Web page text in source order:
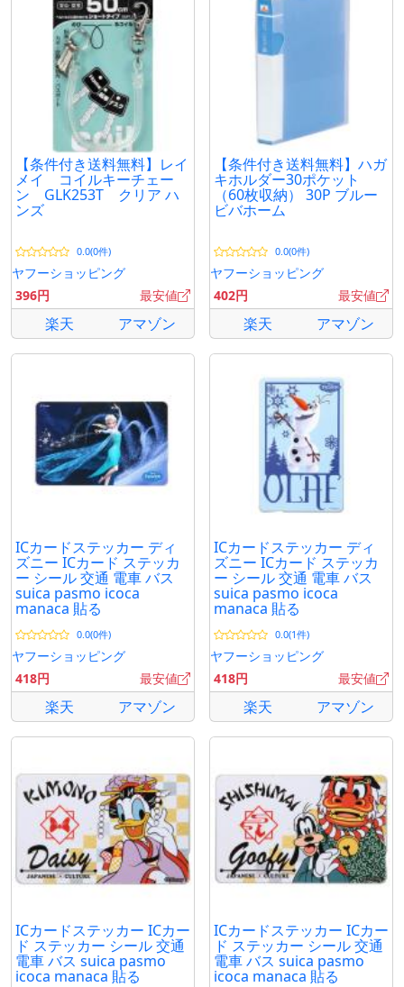
【条件付き送料無料】レイ
メイ コイルキーチェー
ン GLK253T クリア ハ
ンズ
0.0(0件)
ヤフーショッピング
396円
最安値
楽天 アマゾン
【条件付き送料無料】ハガ
キホルダー30ポケット
（60枚収納） 30P ブルー
ビバホーム
0.0(0件)
ヤフーショッピング
402円
最安値
楽天 アマゾン
ICカードステッカー ディ
ズニー ICカード ステッカ
ー シール 交通 電車 バス
suica pasmo icoca
manaca 貼る
0.0(0件)
ヤフーショッピング
418円
最安値
楽天 アマゾン
ICカードステッカー ディ
ズニー ICカード ステッカ
ー シール 交通 電車 バス
suica pasmo icoca
manaca 貼る
0.0(1件)
ヤフーショッピング
418円
最安値
楽天 アマゾン
ICカードステッカー ICカー
ド ステッカー シール 交通
電車 バス suica pasmo
icoca manaca 貼る
ICカードステッカー ICカー
ド ステッカー シール 交通
電車 バス suica pasmo
icoca manaca 貼る